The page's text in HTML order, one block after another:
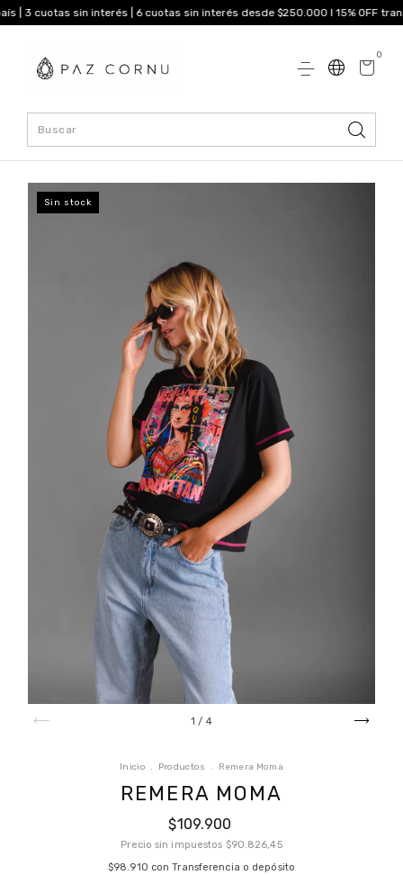
3 cuotas sin interés | 6 cuotas sin interés desde $250.000 I 15% OFF
0
Sin stock
1 / 4
Inicio . Productos . Remera Moma
REMERA MOMA
$109.900
Precio sin impuestos $90.826,45
$98.910 con Transferencia o depósito